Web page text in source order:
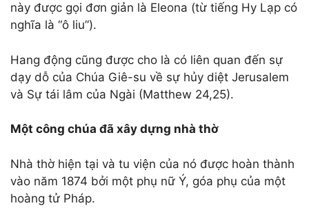
này được gọi đơn giản là Eleona (từ tiếng Hy Lạp có
nghĩa là “ô liu”).
Hang động cũng được cho là có liên quan đến sự
dạy dỗ của Chúa Giê-su về sự hủy diệt Jerusalem
và Sự tái lâm của Ngài (Matthew 24,25).
Một công chúa đã xây dựng nhà thờ
Nhà thờ hiện tại và tu viện của nó được hoàn thành
vào năm 1874 bởi một phụ nữ Ý, góa phụ của một
hoàng tử Pháp.